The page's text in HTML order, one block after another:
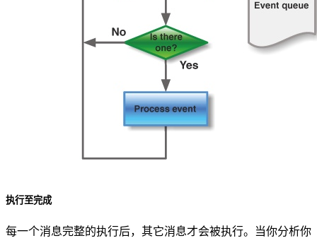
执行至完成
每一个消息完整的执行后，其它消息才会被执行。当你分析你